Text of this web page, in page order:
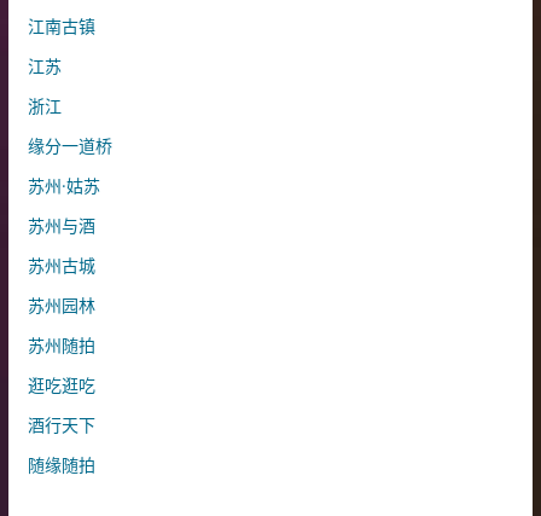
江南古镇
江苏
浙江
缘分一道桥
苏州·姑苏
苏州与酒
苏州古城
苏州园林
苏州随拍
逛吃逛吃
酒行天下
随缘随拍